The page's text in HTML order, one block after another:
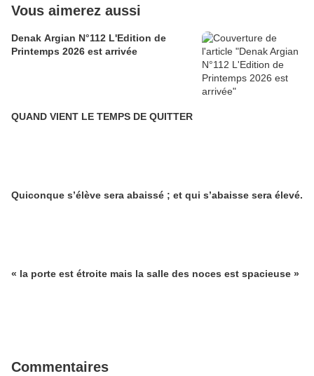
Vous aimerez aussi
Denak Argian N°112 L'Edition de
Printemps 2026 est arrivée
QUAND VIENT LE TEMPS DE QUITTER
Quiconque s’élève sera abaissé ; et qui s’abaisse sera élevé.
« la porte est étroite mais la salle des noces est spacieuse »
Commentaires